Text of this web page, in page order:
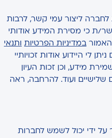
ליצור עמי קשר, לרבות
ת כי מסירת המידע אודותי
האמור במדיניות הפרטיות ותנאי
לי היידוע אודות זכויותיי
מידע, וכן זכות העיון
שלישיים ועוד. להרחבה, ראה
על ידי יכול לשמש לחברות